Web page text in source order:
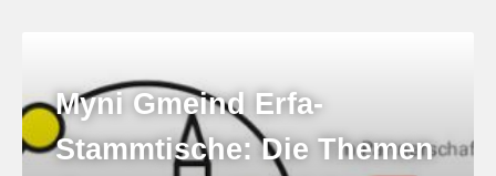
Myni Gmeind Erfa-
Stammtische: Die Themen